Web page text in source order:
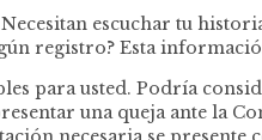
escuchar tu
registro? Esta
para usted. Podría
una queja ante la